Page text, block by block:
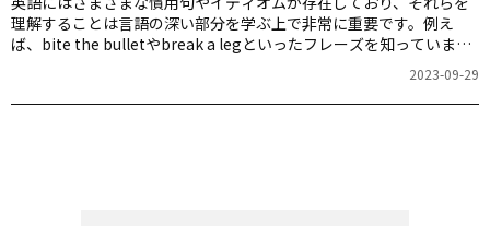
理解することは言語の深い部分を学ぶ上で非常に重要です。例え
ば、bite the bulletやbreak a legといったフレーズを知っています
か？これらの実際の意味を知ることで、英語の理解がさらに深まる
でしょう。さあ、あなたはクイズに何問正解できますか？チャレン
ジしてみましょう！
2023-09-29